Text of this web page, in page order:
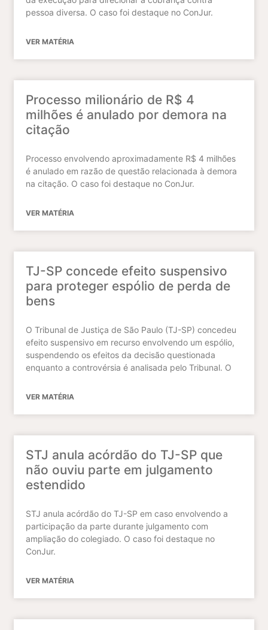
pessoa diversa. O caso foi destaque no ConJur.
VER MATÉRIA
Processo milionário de R$ 4
milhões é anulado por demora na
citação
Processo envolvendo aproximadamente R$ 4 milhões
é anulado em razão de questão relacionada à demora
na citação. O caso foi destaque no ConJur.
VER MATÉRIA
TJ-SP concede efeito suspensivo
para proteger espólio de perda de
bens
O Tribunal de Justiça de São Paulo (TJ-SP) concedeu
efeito suspensivo em recurso envolvendo um espólio,
suspendendo os efeitos da decisão questionada
enquanto a controvérsia é analisada pelo Tribunal. O
VER MATÉRIA
STJ anula acórdão do TJ-SP que
não ouviu parte em julgamento
estendido
STJ anula acórdão do TJ-SP em caso envolvendo a
participação da parte durante julgamento com
ampliação do colegiado. O caso foi destaque no
ConJur.
VER MATÉRIA